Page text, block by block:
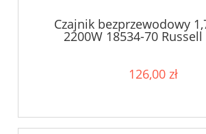
Czajnik bezprzewodowy
2200W 18534-70
126,00 zł